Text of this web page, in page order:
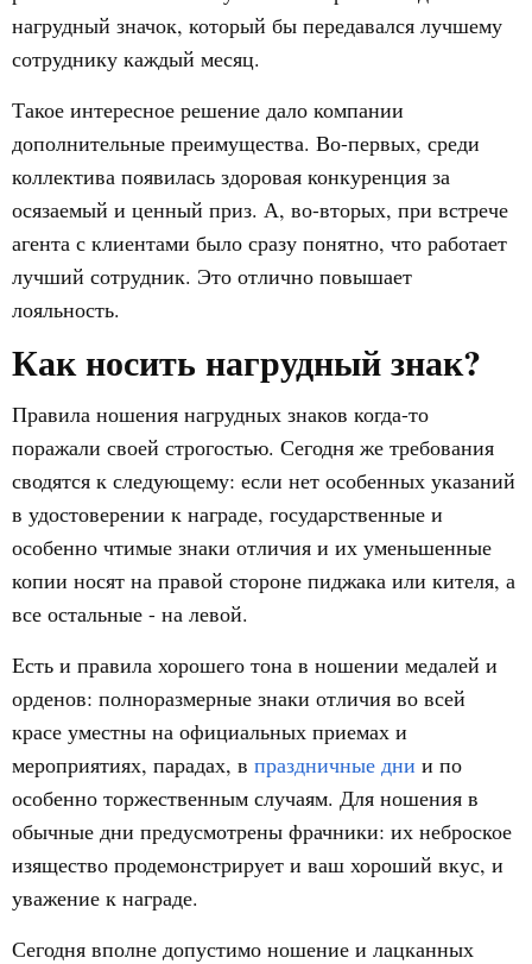
нагрудный значок, который бы передавался лучшему
сотруднику каждый месяц.
Такое интересное решение дало компании
дополнительные преимущества. Во-первых, среди
коллектива появилась здоровая конкуренция за
осязаемый и ценный приз. А, во-вторых, при встрече
агента с клиентами было сразу понятно, что работает
лучший сотрудник. Это отлично повышает
лояльность.
Как носить нагрудный знак?
Правила ношения нагрудных знаков когда-то
поражали своей строгостью. Сегодня же требования
сводятся к следующему: если нет особенных указаний
в удостоверении к награде, государственные и
особенно чтимые знаки отличия и их уменьшенные
копии носят на правой стороне пиджака или кителя, а
все остальные - на левой.
Есть и правила хорошего тона в ношении медалей и
орденов: полноразмерные знаки отличия во всей
красе уместны на официальных приемах и
мероприятиях, парадах, в праздничные дни и по
особенно торжественным случаям. Для ношения в
обычные дни предусмотрены фрачники: их неброское
изящество продемонстрирует и ваш хороший вкус, и
уважение к награде.
Сегодня вполне допустимо ношение и лацканных